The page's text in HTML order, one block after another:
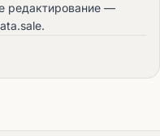
редактирование —